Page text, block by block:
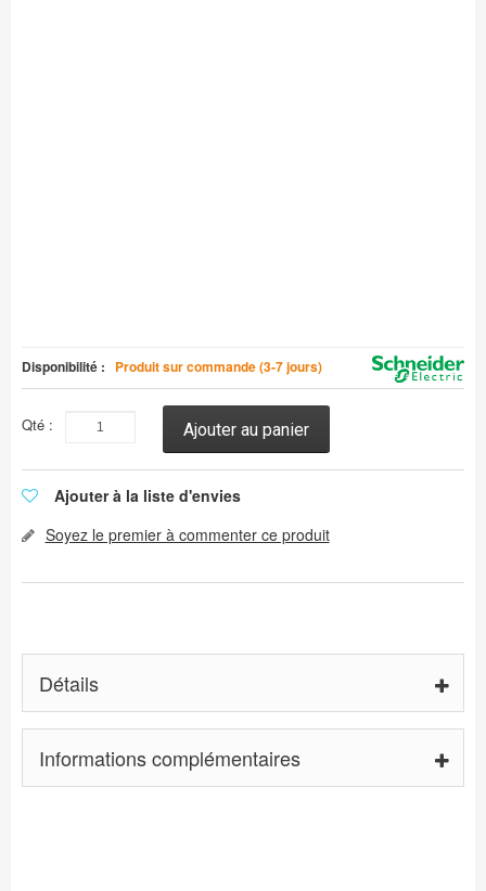
Disponibilité : Produit sur commande (3-7 jours)
Qté : Ajouter au panier
Ajouter à la liste d'envies
Soyez le premier à commenter ce produit
Détails
Informations complémentaires